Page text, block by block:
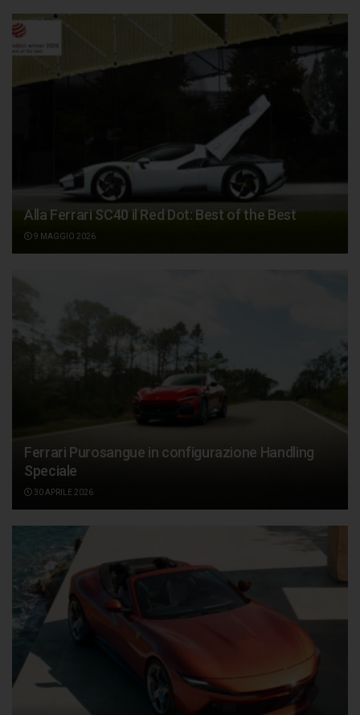
Alla Ferrari SC40 il Red Dot: Best of the Best
9 MAGGIO 2026
Ferrari Purosangue in configurazione Handling
Speciale
30 APRILE 2026